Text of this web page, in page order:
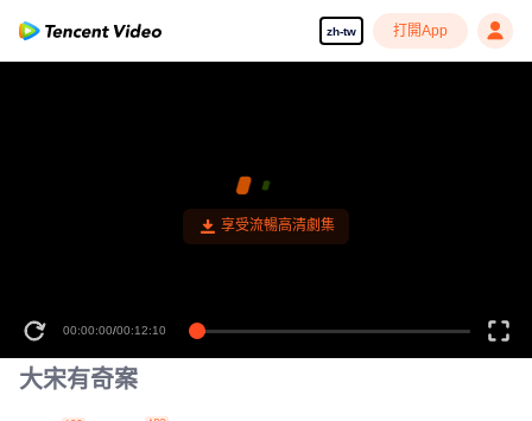
zh-tw 打開App
享受流暢高清劇集
00:00:00/00:12:10
大宋有奇案